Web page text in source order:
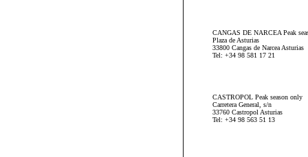
CANGAS DE NARCEA Peak
Plaza de Asturias
33800 Cangas de Narcea Asturias
Tel: +34 98 581 17 21
CASTROPOL Peak season only
Carretera General, s/n
33760 Castropol Asturias
Tel: +34 98 563 51 13